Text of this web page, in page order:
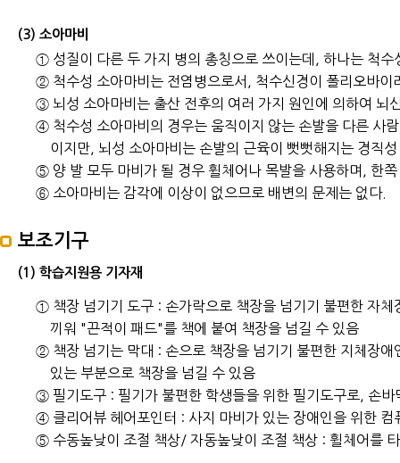
(3) 소아마비
① 성질이 다른 두 가지 병의 총칭으로 쓰이는데, 하나는 척
② 척수성 소아마비는 전염병으로서, 척수신경이 폴리오바이
③ 뇌성 소아마비는 출산 전후의 여러 가지 원인에 의하여 뇌
④ 척수성 소아마비의 경우는 움직이지 않는 손발을 다른 사
이지만, 뇌성 소아마비는 손발의 근육이 뻣뻣해지는 경직
⑤ 양 발 모두 마비가 될 경우 휠체어나 목발을 사용하며, 한
⑥ 소아마비는 감각에 이상이 없으므로 배변의 문제는 없다.
보조기구
(1) 학습지원용 기자재
① 책장 넘기기 도구 : 손가락으로 책장을 넘기기 불편한 자
끼워 "끈적이 패드"를 책에 붙여 책장을 넘길 수 있음
② 책장 넘기는 막대 : 손으로 책장을 넘기기 불편한 지체장
있는 부분으로 책장을 넘길 수 있음
③ 필기도구 : 필기가 불편한 학생들을 위한 필기도구로, 손
④ 클리어뷰 헤어포인터 : 사지 마비가 있는 장애인을 위한
⑤ 수동높낮이 조절 책상/ 자동높낮이 조절 책상 : 휠체어를